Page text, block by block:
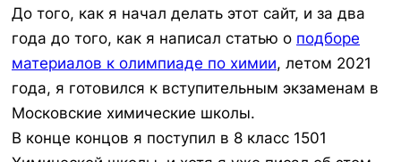
До того, как я начал делать этот сайт, и за два
года до того, как я написал статью о подборе
материалов к олимпиаде по химии, летом 2021
года, я готовился к вступительным экзаменам в
Московские химические школы.
В конце концов я поступил в 8 класс 1501